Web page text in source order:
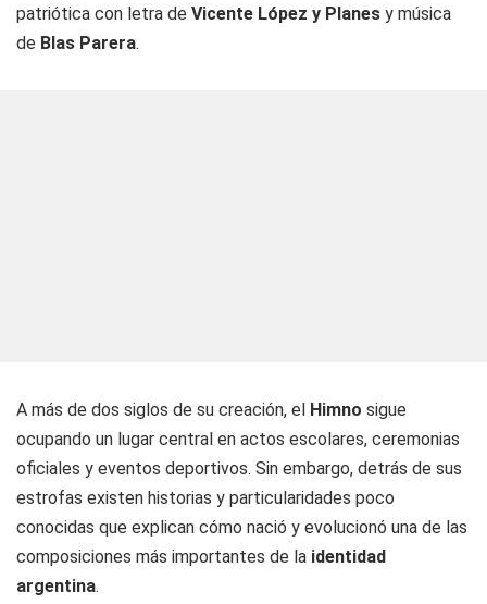
patriótica con letra de Vicente López y Planes y música
de Blas Parera.
A más de dos siglos de su creación, el Himno sigue
ocupando un lugar central en actos escolares, ceremonias
oficiales y eventos deportivos. Sin embargo, detrás de sus
estrofas existen historias y particularidades poco
conocidas que explican cómo nació y evolucionó una de las
composiciones más importantes de la identidad
argentina.